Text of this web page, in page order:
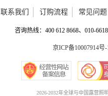
联系我们 订购流程 常见问题
咨询热线：400 612 8668、010-
京ICP备10007914号-
2026-2032年全球与中国露营照